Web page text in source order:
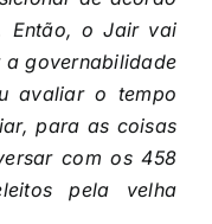
Então, o Jair vai
governabilidade
avaliar o tempo
para as coisas
com os 458
pela velha